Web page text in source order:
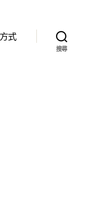
式
搜尋